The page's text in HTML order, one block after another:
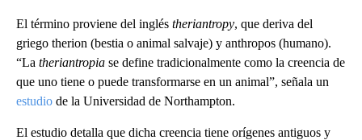
El término proviene del inglés theriantropy, que deriva del
griego therion (bestia o animal salvaje) y anthropos (humano).
“La theriantropia se define tradicionalmente como la creencia de
que uno tiene o puede transformarse en un animal”, señala un
estudio de la Universidad de Northampton.
El estudio detalla que dicha creencia tiene orígenes antiguos y